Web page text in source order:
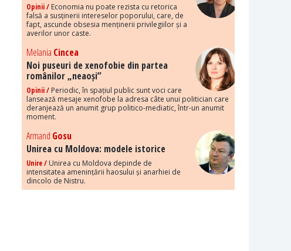
Opinii / Economia nu poate rezista cu retorica
falsă a susținerii intereselor poporului, care, de
fapt, ascunde obsesia menținerii privilegiilor și a
averilor unor caste.
Melania Cincea
Noi puseuri de xenofobie din partea
românilor „neaoși”
Opinii / Periodic, în spațiul public sunt voci care
lansează mesaje xenofobe la adresa câte unui politician care
deranjează un anumit grup politico-mediatic, într-un anumit
moment.
Armand Gosu
Unirea cu Moldova: modele istorice
Unire / Unirea cu Moldova depinde de
intensitatea amenințării haosului și anarhiei de
dincolo de Nistru.